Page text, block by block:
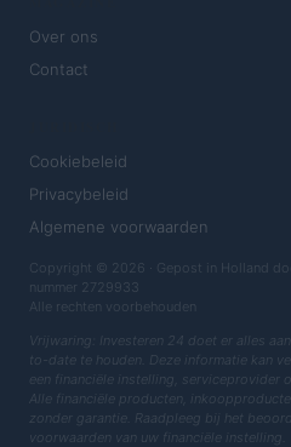
Over ons
Contact
Cookiebeleid
Privacybeleid
Algemene voorwaarden
Copyright © 2026 · Gepost in Holland
nummer 2729933
Alle rechten voorbehouden
Vrijwaring: Investeren 24 doet er alles
to-date te houden. Deze informatie kan
een financiële instelling, serviceprovider
Alle financiële producten,
zonder garantie. Raadpleeg bij het
voorwaarden van uw financiële instelling.